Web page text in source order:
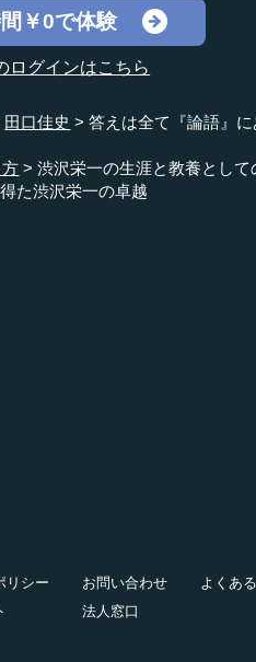
￥0で体験
ログインはこちら
田口佳史
答えは全て『論語』
渋沢栄一の生涯と教養として
た渋沢栄一の卓越
リシー お問い合わせ よくあ
法人窓口